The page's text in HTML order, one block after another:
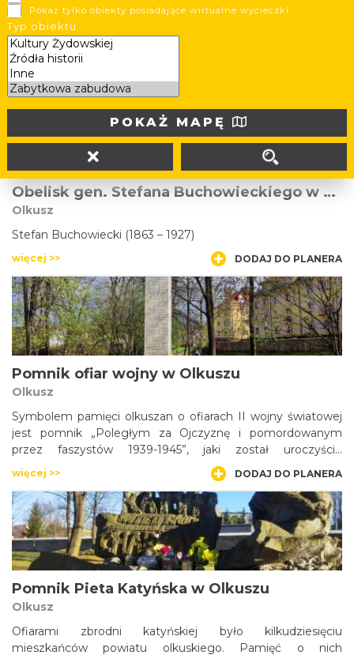
Pokaż tylko obiekty posiadające wirtualne wycieczki
Typ obiektu
POKAŻ MAPĘ
“To miejsce zostało zroszone serdeczną krwią 10-ciu
Polaków, patriotów rozstrzelanych w dniu 16.VII.1940 roku
przez hitlerowskich siepaczy. Cześć Ich Pamięci.”
więcej >>
Obelisk gen. Stefana Buchowieckiego w Olkuszu
Olkusz
Stefan Buchowiecki (1863 – 1927)
więcej >> DODAJ DO PLANERA
Pomnik ofiar wojny w Olkuszu
Olkusz
Symbolem pamięci olkuszan o ofiarach II wojny światowej
jest pomnik „Poległym za Ojczyznę i pomordowanym
przez faszystów 1939-1945”, jaki został uroczyście
odsłonięty w 1961 roku na olkuskim rynku.
więcej >> DODAJ DO PLANERA
Pomnik Pieta Katyńska w Olkuszu
Olkusz
Ofiarami zbrodni katyńskiej było kilkudziesięciu
mieszkańców powiatu olkuskiego. Pamięć o nich